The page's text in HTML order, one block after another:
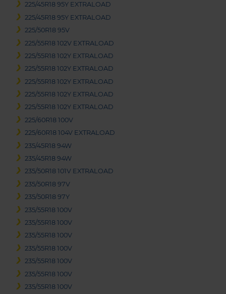
225/45R18 95Y EXTRALOAD
225/45R18 95Y EXTRALOAD
225/50R18 95V
225/55R18 102V EXTRALOAD
225/55R18 102Y EXTRALOAD
225/55R18 102Y EXTRALOAD
225/55R18 102Y EXTRALOAD
225/55R18 102Y EXTRALOAD
225/55R18 102Y EXTRALOAD
225/60R18 100V
225/60R18 104V EXTRALOAD
235/45R18 94W
235/45R18 94W
235/50R18 101V EXTRALOAD
235/50R18 97V
235/50R18 97Y
235/55R18 100V
235/55R18 100V
235/55R18 100V
235/55R18 100V
235/55R18 100V
235/55R18 100V
235/55R18 100V